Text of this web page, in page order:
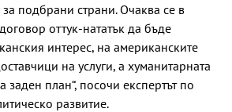
подбрани страни. Очаква се в
оттук-нататък да бъде
интерес, на американските
на услуги, а хуманитарната
план“, посочи експертът по
развитие.